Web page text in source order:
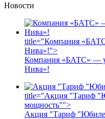
Новости
title="Компания
Нива»!">
Компания «БАТС» —
Нива»!
title="Акция "Тариф
мощность"">
Акция "Тариф